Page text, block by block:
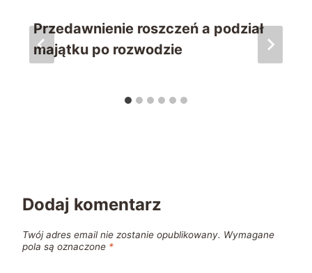
Przedawnienie roszczeń a podział
majątku po rozwodzie
Dodaj komentarz
Twój adres email nie zostanie opublikowany. Wymagane
pola są oznaczone *